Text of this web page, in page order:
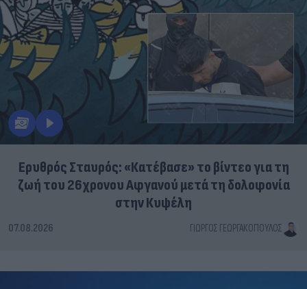
Ερυθρός Σταυρός: «Κατέβασε» το βίντεο για τη
ζωή του 26χρονου Αφγανού μετά τη δολοφονία
στην Κυψέλη
07.08.2026 ΓΙΏΡΓΟΣ ΓΕΩΡΓΑΚΌΠΟΥΛΟΣ